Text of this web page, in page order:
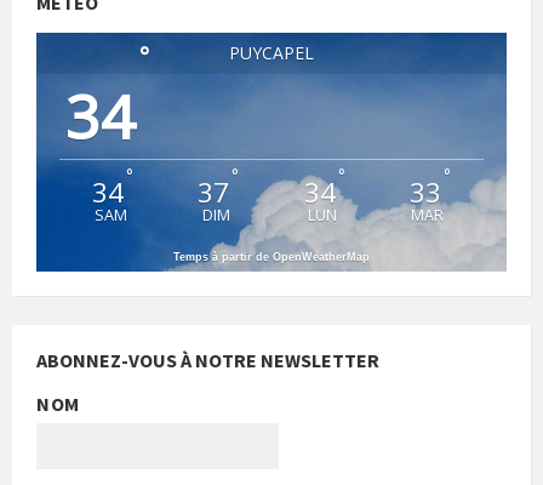
PUYCAPEL
34
°
34°
SAM
37 °
DIM
34°
LUN
33 °
MAR
Temps à partir de OpenWeatherMap
ABONNEZ-VOUS À NOTRE NEWSLETTER
NOM